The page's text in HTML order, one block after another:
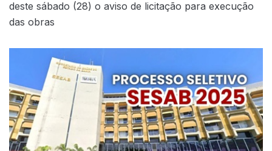
deste sábado (28) o aviso de licitação para execução
das obras